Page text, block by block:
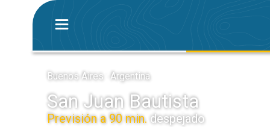
Buenos Aires · Argentina
San Juan Bautista
Previsión a 90 min. despejado